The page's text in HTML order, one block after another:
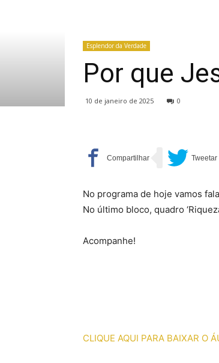
Esplendor da Verdade
Por que
10 de janeiro de 2025 0
No programa de hoje vamos
No último bloco, quadro
Acompanhe!
CLIQUE AQUI PARA BAIXAR O